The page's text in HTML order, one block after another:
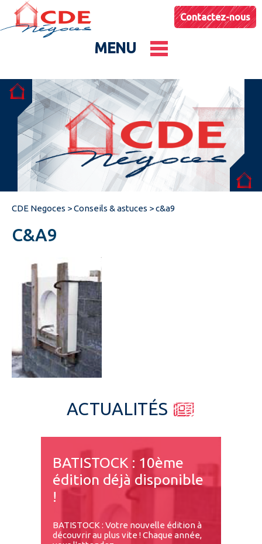
Contactez-nous
MENU
Le groupe
Nos entités
Conseils & Astuces
Actualités
Espace pro
CDE Negoces >Conseils & astuces >c&a9
C&A9
ACTUALITÉS
BATISTOCK : 10ème
édition déjà disponible
!
BATISTOCK : Votre nouvelle édition à
découvrir au plus vite ! Chaque année,